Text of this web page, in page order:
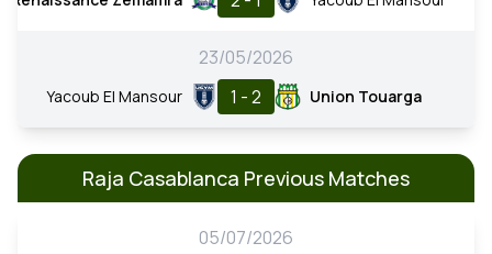
23/05/2026
Yacoub El Mansour 1 - 2 Union Touarga
Raja Casablanca Previous Matches
05/07/2026